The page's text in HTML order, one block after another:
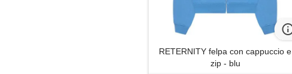
RETERNITY felpa con cappuccio e
zip - blu